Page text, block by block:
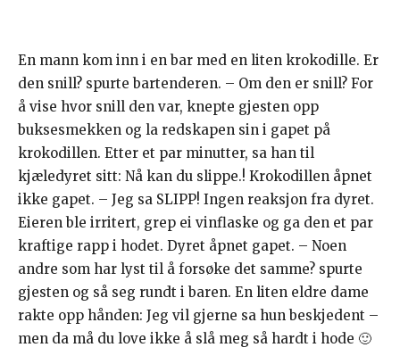
En mann kom inn i en bar med en liten krokodille. Er
den snill? spurte bartenderen. – Om den er snill? For
å vise hvor snill den var, knepte gjesten opp
buksesmekken og la redskapen sin i gapet på
krokodillen. Etter et par minutter, sa han til
kjæledyret sitt: Nå kan du slippe.! Krokodillen åpnet
ikke gapet. – Jeg sa SLIPP! Ingen reaksjon fra dyret.
Eieren ble irritert, grep ei vinflaske og ga den et par
kraftige rapp i hodet. Dyret åpnet gapet. – Noen
andre som har lyst til å forsøke det samme? spurte
gjesten og så seg rundt i baren. En liten eldre dame
rakte opp hånden: Jeg vil gjerne sa hun beskjedent –
men da må du love ikke å slå meg så hardt i hode 🙂